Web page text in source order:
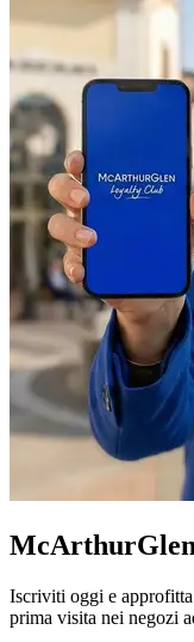
Iscriviti oggi e
prima visita nei negozi